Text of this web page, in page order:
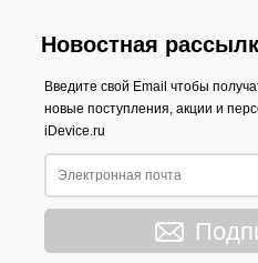
Новостная
Введите свой Email чтобы
новые поступления, акции и
iDevice.ru